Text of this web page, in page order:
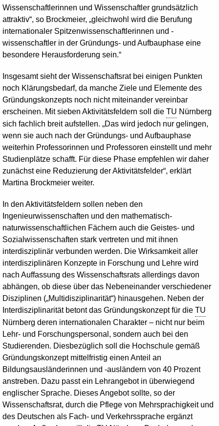
Wissenschaftlerinnen und Wissenschaftler grundsätzlich
attraktiv“, so Brockmeier, „gleichwohl wird die Berufung
internationaler Spitzenwissenschaftlerinnen und -
wissenschaftler in der Gründungs- und Aufbauphase eine
besondere Herausforderung sein.“
Insgesamt sieht der Wissenschaftsrat bei einigen Punkten
noch Klärungsbedarf, da manche Ziele und Elemente des
Gründungskonzepts noch nicht miteinander vereinbar
erscheinen. Mit sieben Aktivitätsfeldern soll die TU Nürnberg
sich fachlich breit aufstellen. „Das wird jedoch nur gelingen,
wenn sie auch nach der Gründungs- und Aufbauphase
weiterhin Professorinnen und Professoren einstellt und mehr
Studienplätze schafft. Für diese Phase empfehlen wir daher
zunächst eine Reduzierung der Aktivitätsfelder“, erklärt
Martina Brockmeier weiter.
In den Aktivitätsfeldern sollen neben den
Ingenieurwissenschaften und den mathematisch-
naturwissenschaftlichen Fächern auch die Geistes- und
Sozialwissenschaften stark vertreten und mit ihnen
interdisziplinär verbunden werden. Die Wirksamkeit aller
interdisziplinären Konzepte in Forschung und Lehre wird
nach Auffassung des Wissenschaftsrats allerdings davon
abhängen, ob diese über das Nebeneinander verschiedener
Disziplinen („Multidisziplinarität“) hinausgehen. Neben der
Interdisziplinarität betont das Gründungskonzept für die TU
Nürnberg deren internationalen Charakter – nicht nur beim
Lehr- und Forschungspersonal, sondern auch bei den
Studierenden. Diesbezüglich soll die Hochschule gemäß
Gründungskonzept mittelfristig einen Anteil an
Bildungsausländerinnen und -ausländern von 40 Prozent
anstreben. Dazu passt ein Lehrangebot in überwiegend
englischer Sprache. Dieses Angebot sollte, so der
Wissenschaftsrat, durch die Pflege von Mehrsprachigkeit und
des Deutschen als Fach- und Verkehrssprache ergänzt